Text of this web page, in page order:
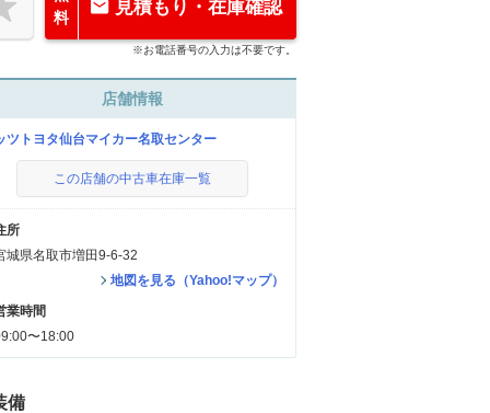
料
見積もり・在庫確認
※お電話番号の入力は不要です。
店舗情報
ツトヨタ仙台マイカー名取センター
この店舗の中古車在庫一覧
所
城県名取市増田9-6-32
地図を見る（Yahoo!マップ）
業時間
〜18:00
備